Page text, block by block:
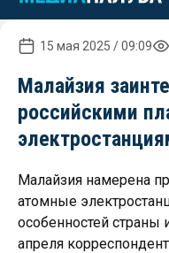
15 мая 2025 / 09:09
Малайзия
российскими
Малайзия намерена
атомные
особенностей страны
апреля